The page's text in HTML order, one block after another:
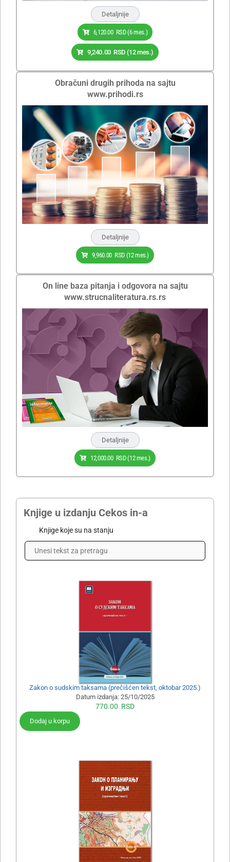
Detaljnije
6,120.00 RSD(6 mes.)
9,240.00 RSD(12 mes.)
Obračuni drugih prihoda na sajtu
www.prihodi.rs
Detaljnije
9,960.00 RSD(12 mes.)
On line baza pitanja i odgovora na sajtu
www.strucnaliteratura.rs.rs
Detaljnije
12,000.00 RSD(12 mes.)
Knjige u izdanju Cekos in-a
Knjige koje su na stanju
Zakon o sudskim taksama (prečišćen tekst, oktobar 2025.)
Datum izdanja: 25/10/2025
770.00 RSD
Dodaj u korpu